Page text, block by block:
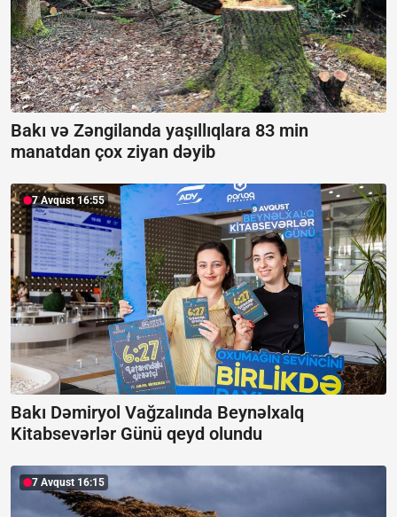
Bakı və Zəngilanda yaşıllıqlara 83 min
manatdan çox ziyan dəyib
7 Avqust 16:55
Bakı Dəmiryol Vağzalında Beynəlxalq
Kitabsevərlər Günü qeyd olundu
7 Avqust 16:15